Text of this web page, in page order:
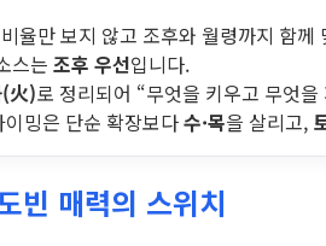
율만 보지 않고 조후와 월령까지 함께
스는 조후 우선입니다.
火)로 정리되어 “무엇을 키우고 무엇
밍은 단순 확장보다수·목을 살리고,
빈 매력의 스위치